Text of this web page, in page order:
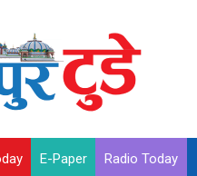
E-Paper Radio Today